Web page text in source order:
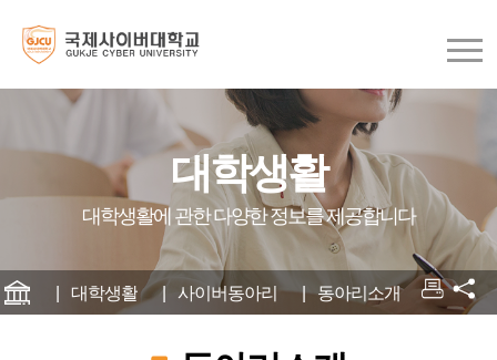
대학생활
대학생활에 관한 다양한 정보를 제공합니다
대학생활 사이버동아리 동아리소개